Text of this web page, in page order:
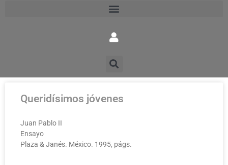
Queridísimos jóvenes
Juan Pablo II
Ensayo
Plaza & Janés. México. 1995, págs.